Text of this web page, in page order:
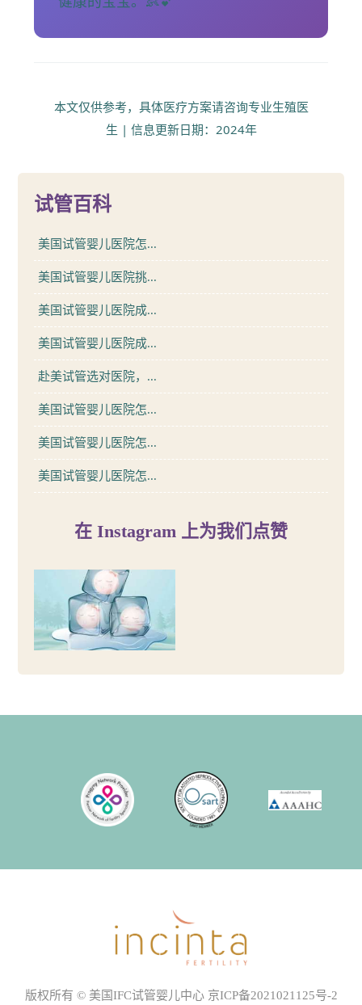
本文仅供参考，具体医疗方案请咨询专业生殖医
生 | 信息更新日期：2024年
试管百科
美国试管婴儿医院怎...
美国试管婴儿医院挑...
美国试管婴儿医院成...
美国试管婴儿医院成...
赴美试管选对医院，...
美国试管婴儿医院怎...
美国试管婴儿医院怎...
美国试管婴儿医院怎...
在 Instagram 上为我们点赞
版权所有 © 美国IFC试管婴儿中心 京ICP备2021021125号-2